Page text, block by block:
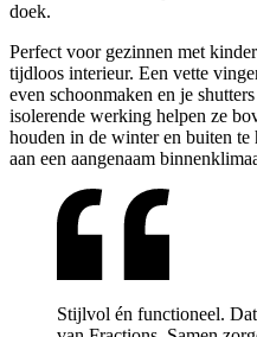
doek.
Perfect voor gezinnen met
tijdloos interieur. Een vette
even schoonmaken en je
isolerende werking helpen ze
houden in de winter en buiten
aan een aangenaam
Stijlvol én functioneel.